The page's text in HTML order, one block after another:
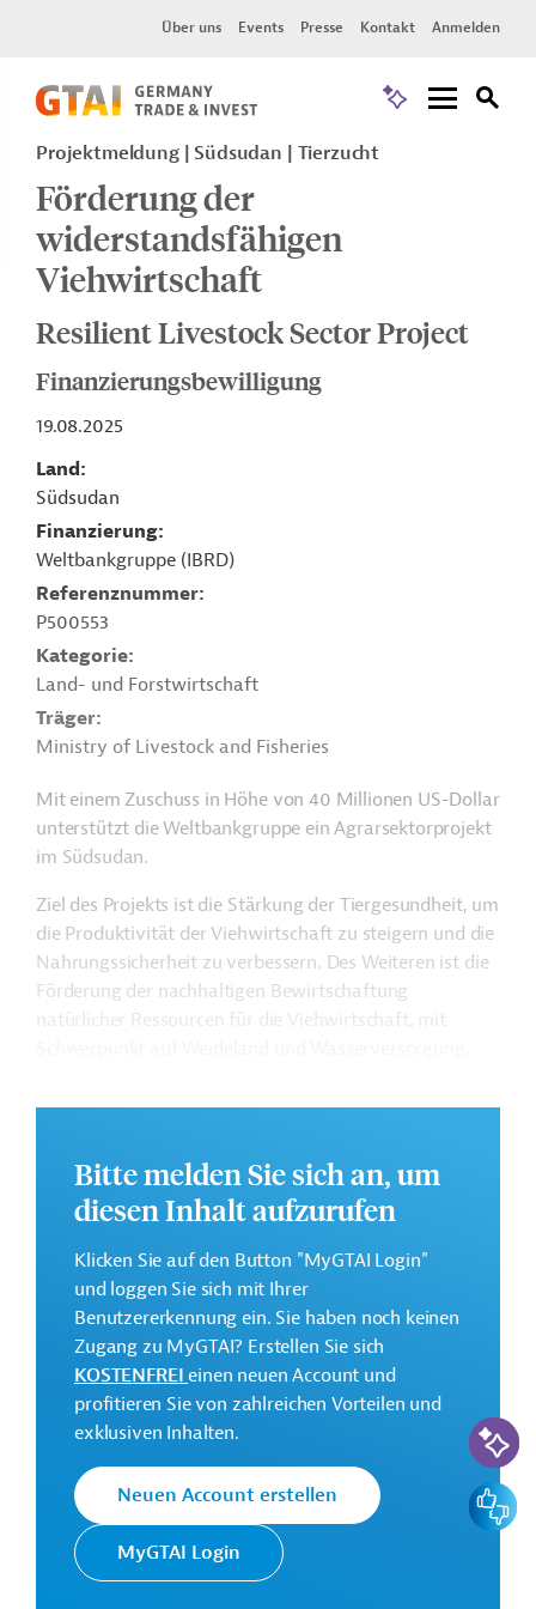
Über uns Events Presse Kontakt Anmelden
Projektmeldung Südsudan Tierzucht
Förderung der
widerstandsfähigen
Viehwirtschaft
Resilient Livestock Sector Project
Finanzierungsbewilligung
19.08.2025
Land
Südsudan
Finanzierung
Weltbankgruppe (IBRD)
Referenznummer
P500553
Kategorie
Land- und Forstwirtschaft
Träger
Ministry of Livestock and Fisheries
Mit einem Zuschuss in Höhe von 40 Millionen US-Dollar
unterstützt die Weltbankgruppe ein Agrarsektorprojekt
im Südsudan.
Ziel des Projekts ist die Stärkung der Tiergesundheit, um
die Produktivität der Viehwirtschaft zu steigern und die
Nahrungssicherheit zu verbessern. Des Weiteren ist die
Förderung der nachhaltigen Bewirtschaftung
natürlicher Ressourcen für die Viehwirtschaft, mit
Weitere Informationen zu dem Entwicklungsprojekt
finden Sie auf derWebseite der Weltbankgruppe
und im Originaldokument, das zum Download
bereitsteht.
GTAI informiert über dieWeltbankgruppe
Schwerpunkte, Regularien und praktische Hinweise zur
Geschäftsanbahnung.
Gesamtkosten:
40 Millionen US-Dollar
Geberbeitrag:
40 Millionen US-Dollar (IDA, Zuschuss)
Kontaktadressen
Bitte melden Sie sich an, um
diesen Inhalt aufzurufen
Klicken Sie auf den Button "MyGTAI Login"
und loggen Sie sich mit Ihrer
Benutzererkennung ein. Sie haben noch keinen
Zugang zu MyGTAI? Erstellen Sie sich
KOSTENFREIeinen neuen Account und
profitieren Sie von zahlreichen Vorteilen und
exklusiven Inhalten.
Neuen Account erstellen
MyGTAI Login
KI-